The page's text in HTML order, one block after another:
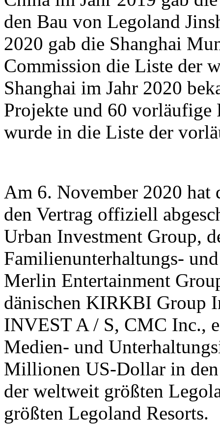
den Bau von Legoland
2020 gab die Shanghai
Commission die Liste der
Shanghai im Jahr 2020
Projekte und 60 vorläufige
wurde in die Liste der
Am 6. November 2020 hat
den Vertrag offiziell
Urban Investment Group,
Familienunterhaltungs-
Merlin Entertainment
dänischen KIRKBI Group
INVEST A / S, CMC Inc.,
Medien- und
Millionen US-Dollar in
der weltweit größten
größten Legoland Resorts.